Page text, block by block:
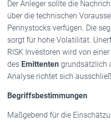
Der Anleger sollte die
über die technischen
Pennystocks verfügen. Die
sorgt für hohe Volatilität.
RISK Investoren wird von
des Emittenten grundsätzlich
Analyse richtet sich
Begriffsbestimmungen
Maßgebend für die